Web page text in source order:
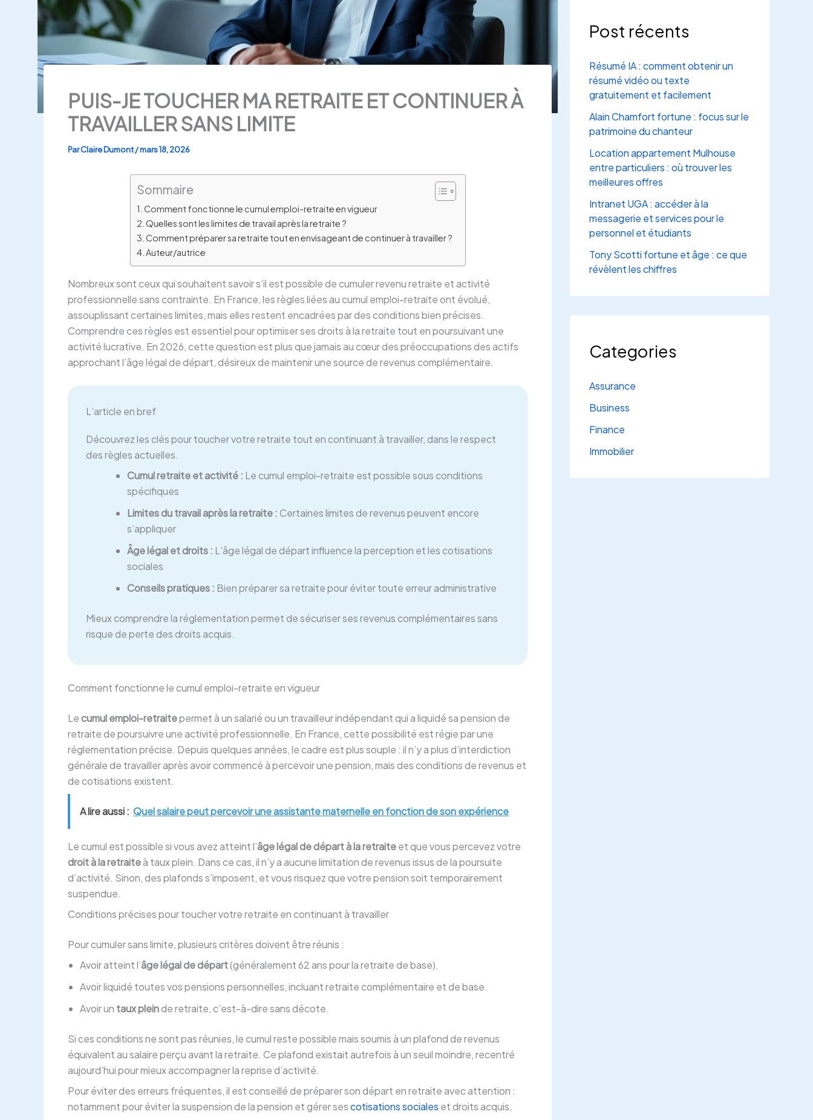
PUIS-JE TOUCHER MA RETRAITE ET CONTINUER À
TRAVAILLER SANS LIMITE
ParClaire Dumont/mars 18, 2026
Sommaire
Comment fonctionne le cumul emploi-retraite en vigueur
Quelles sont les limites de travail après la retraite ?
Comment préparer sa retraite tout en envisageant de continuer à travailler ?
Auteur/autrice
Nombreux sont ceux qui souhaitent savoir s’il est possible de cumuler revenu retraite et activité
professionnelle sans contrainte. En France, les règles liées au cumul emploi-retraite ont évolué,
assouplissant certaines limites, mais elles restent encadrées par des conditions bien précises.
Comprendre ces règles est essentiel pour optimiser ses droits à la retraite tout en poursuivant une
activité lucrative. En 2026, cette question est plus que jamais au cœur des préoccupations des actifs
approchant l’âge légal de départ, désireux de maintenir une source de revenus complémentaire.
L’article en bref
Découvrez les clés pour toucher votre retraite tout en continuant à travailler, dans le respect
des règles actuelles.
Cumul retraite et activité : Le cumul emploi-retraite est possible sous conditions
spécifiques
Limites du travail après la retraite :Certaines limites de revenus peuvent encore
s’appliquer
Âge légal et droits : L’âge légal de départ influence la perception et les cotisations
sociales
Conseils pratiques : Bien préparer sa retraite pour éviter toute erreur administrative
Mieux comprendre la réglementation permet de sécuriser ses revenus complémentaires sans
risque de perte des droits acquis.
Comment fonctionne le cumul emploi-retraite en vigueur
Lecumul emploi-retraitepermet à un salarié ou un travailleur indépendant qui a liquidé sa pension de
retraite de poursuivre une activité professionnelle. En France, cette possibilité est régie par une
réglementation précise. Depuis quelques années, le cadre est plus souple : il n’y a plus d’interdiction
générale de travailler après avoir commencé à percevoir une pension, mais des conditions de revenus et
de cotisations existent.
A lire aussi : Quel salaire peut percevoir une assistante maternelle en fonction de son expérience
Le cumul est possible si vous avez atteint l’âge légal de départ à la retraiteet que vous percevez votre
droit à la retraiteà taux plein. Dans ce cas, il n’y a aucune limitation de revenus issus de la poursuite
d’activité. Sinon, des plafonds s’imposent, et vous risquez que votre pension soit temporairement
suspendue.
Conditions précises pour toucher votre retraite en continuant à travailler
Pour cumuler sans limite, plusieurs critères doivent être réunis :
Avoir atteint l’âge légal de départ(généralement 62 ans pour la retraite de base).
Avoir liquidé toutes vos pensions personnelles, incluant retraite complémentaire et de base.
Avoir un taux pleinde retraite, c’est-à-dire sans décote.
Si ces conditions ne sont pas réunies, le cumul reste possible mais soumis à un plafond de revenus
équivalent au salaire perçu avant la retraite. Ce plafond existait autrefois à un seuil moindre, recentré
aujourd’hui pour mieux accompagner la reprise d’activité.
Pour éviter des erreurs fréquentes, il est conseillé de préparer son départ en retraite avec attention :
notamment pour éviter la suspension de la pension et gérer sescotisations sociales et droits acquis.
Post récents
Résumé IA : comment obtenir un
résumé vidéo ou texte
gratuitement et facilement
Alain Chamfort fortune : focus sur le
patrimoine du chanteur
Location appartement Mulhouse
entre particuliers : où trouver les
meilleures offres
Intranet UGA : accéder à la
messagerie et services pour le
personnel et étudiants
Tony Scotti fortune et âge : ce que
révèlent les chiffres
Categories
Assurance
Business
Finance
Immobilier